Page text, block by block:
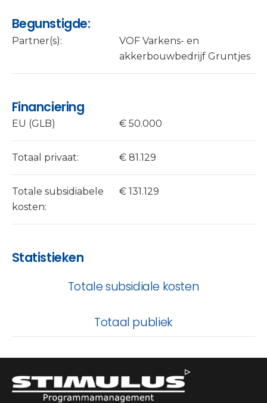
Begunstigde:
Partner(s):
VOF Varkens- en
akkerbouwbedrijf Gruntjes
Financiering
EU (GLB) € 50.000
Totaal privaat: € 81.129
Totale subsidiabele
kosten:
€ 131.129
Statistieken
Totale subsidiale kosten
Totaal publiek